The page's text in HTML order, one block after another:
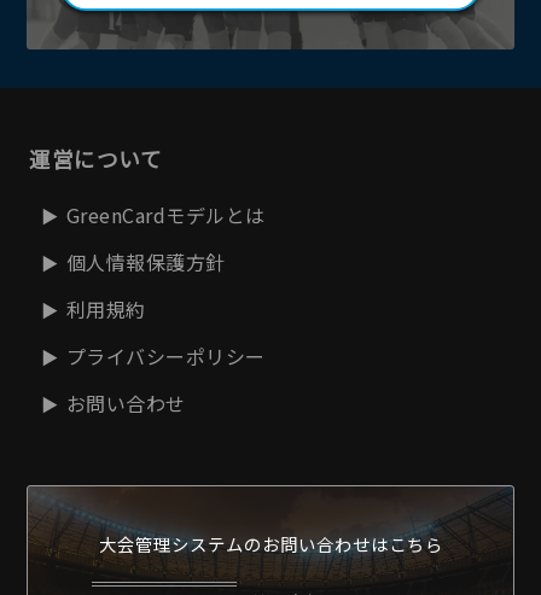
運営について
GreenCardモデルとは
個人情報保護方針
利用規約
プライバシーポリシー
お問い合わせ
大会管理システムのお問い合わせはこちら